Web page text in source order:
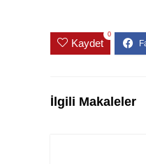
Kaydet
0
İlgili Makaleler